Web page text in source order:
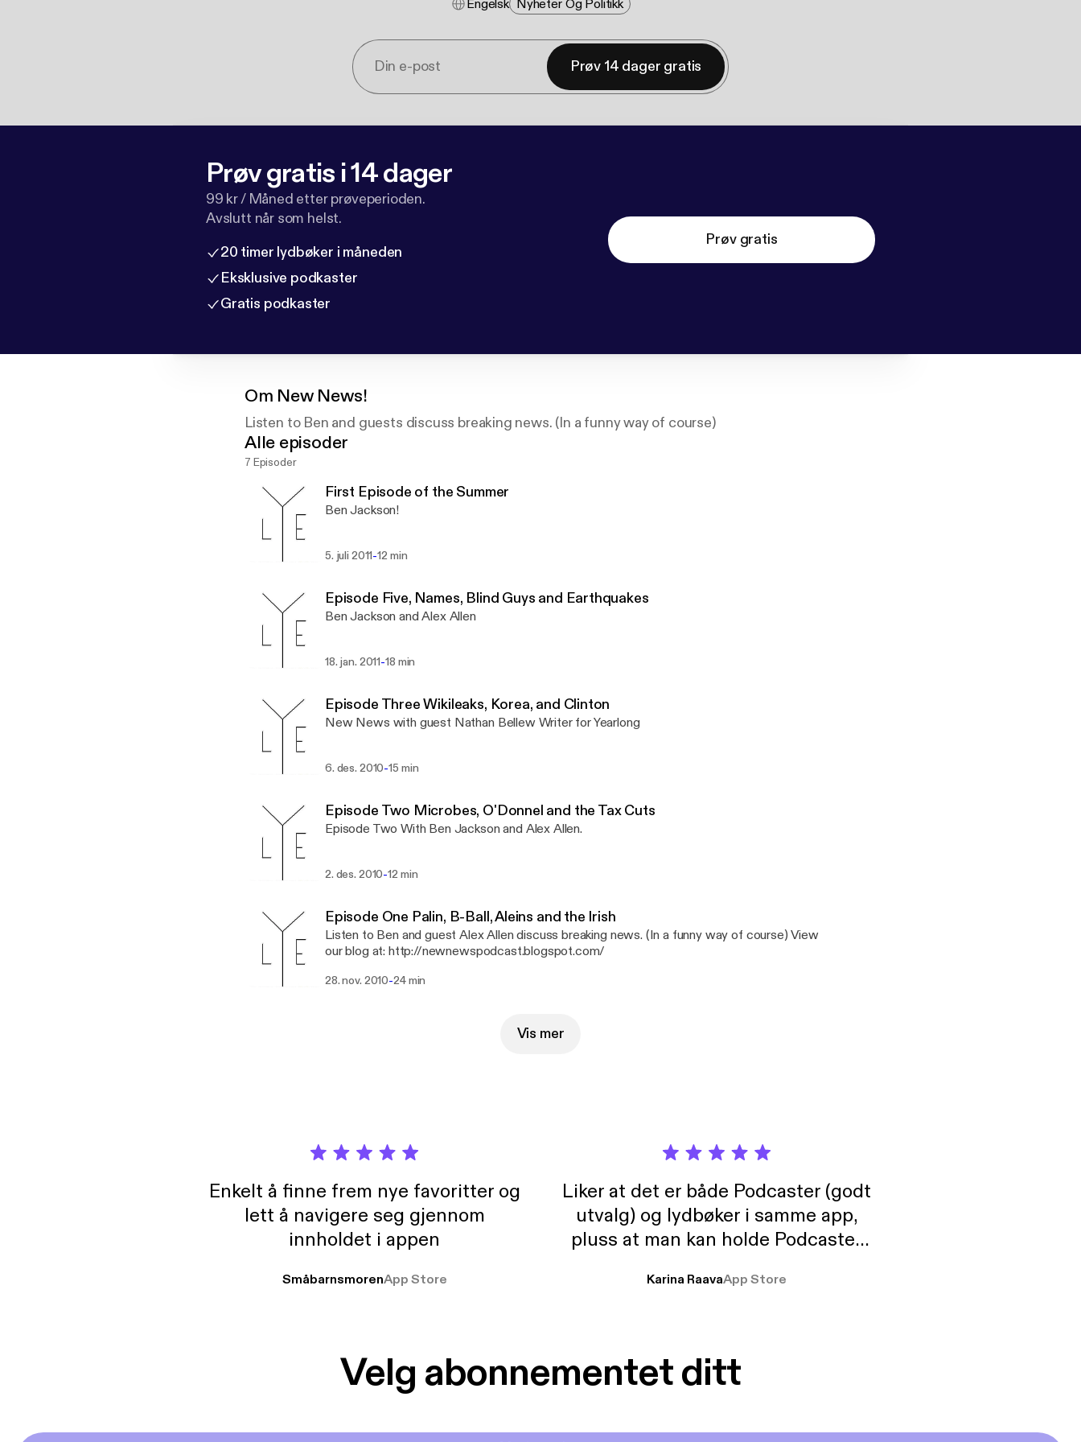
Engelsk Nyheter Og Politikk
Prøv 14 dager gratis
Prøv gratis i 14 dager
99 kr / Måned etter prøveperioden.
Avslutt når som helst.
20 timer lydbøker i måneden
Eksklusive podkaster
Gratis podkaster
Prøv gratis
Om New News!
Listen to Ben and guests discuss breaking news. (In a funny way of course)
Alle episoder
7 Episoder
First Episode of the Summer
Ben Jackson!
5. juli 2011-12 min
Episode Five, Names, Blind Guys and Earthquakes
Ben Jackson and Alex Allen
18. jan. 2011-18 min
Episode Three Wikileaks, Korea, and Clinton
New News with guest Nathan Bellew Writer for Yearlong
6. des. 2010-15 min
Episode Two Microbes, O'Donnel and the Tax Cuts
Episode Two With Ben Jackson and Alex Allen.
2. des. 2010-12 min
Episode One Palin, B-Ball, Aleins and the Irish
Listen to Ben and guest Alex Allen discuss breaking news. (In a funny way of course) View
our blog at: http://newnewspodcast.blogspot.com/
28. nov. 2010-24 min
Vis mer
Enkelt å finne frem nye favoritter og
lett å navigere seg gjennom
innholdet i appen
SmåbarnsmorenApp Store
Liker at det er både Podcaster (godt
utvalg) og lydbøker i samme app,
pluss at man kan holde Podcaster
Karina RaavaApp Store
Velg abonnementet ditt